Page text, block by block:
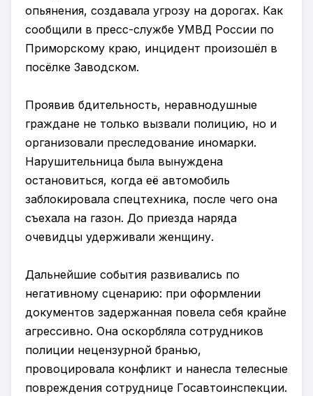
опьянения, создавала угрозу на дорогах. Как
сообщили в пресс-службе УМВД России по
Приморскому краю, инцидент произошёл в
посёлке Заводском.
Проявив бдительность, неравнодушные
граждане не только вызвали полицию, но и
организовали преследование иномарки.
Нарушительница была вынуждена
остановиться, когда её автомобиль
заблокировала спецтехника, после чего она
съехала на газон. До приезда наряда
очевидцы удерживали женщину.
Дальнейшие события развивались по
негативному сценарию: при оформлении
документов задержанная повела себя крайне
агрессивно. Она оскорбляла сотрудников
полиции нецензурной бранью,
провоцировала конфликт и нанесла телесные
повреждения сотруднице Госавтоинспекции.